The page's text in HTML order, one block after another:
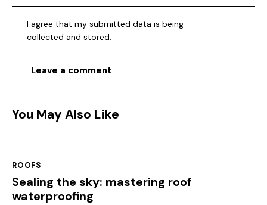
I agree that my submitted data is being
collected and stored.
You May Also Like
ROOFS
Sealing the sky: mastering roof
waterproofing